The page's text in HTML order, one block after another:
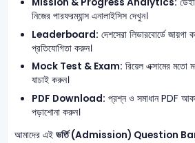
Mission & Progress Analytics:
নিজের পারফরম্যান্স এনালাইসিস দেখুন।
Leaderboard: দেশসেরা লিডারবোর্ডে
প্রতিযোগিতা করুন।
Mock Test & Exam: রিয়েল এক্সামের মতো
যাচাই করুন।
PDF Download: প্রশ্ন ও সমাধান PDF
পড়াশোনা করুন।
আমাদের এই ভর্তি (Admission) Question